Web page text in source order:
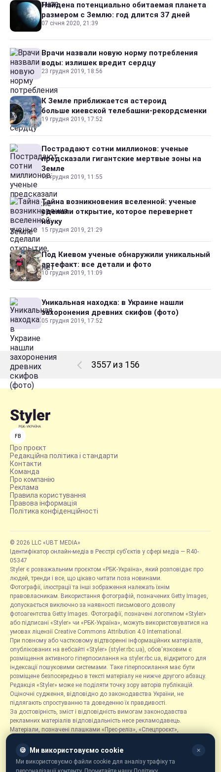
Найдена потенциально обитаемая планета
размером с Землю: год длится 37 дней
07 січня 2020, 21:39
Врачи назвали новую норму потребления
воды: излишек вредит сердцу
23 грудня 2019, 18:56
К Земле приближается астероид
больше киевской телебашни-рекордсменки
19 грудня 2019, 17:52
Пострадают сотни миллионов: ученые
предсказали гигантские мертвые зоны на
Земле
16 грудня 2019, 11:55
Тайна возникновения вселенной: ученые
сделали открытие, которое перевернет
науку
15 грудня 2019, 21:29
Под Киевом ученые обнаружили уникальный
артефакт: все детали и фото
10 грудня 2019, 11:09
Уникальная находка: в Украине нашли
захоронения древних скифов (фото)
05 грудня 2019, 17:52
3557 из 156
FB
Про проєкт
Редакційна політика і стандарти
Контакти
Команда
Про компанію
Реклама
Правила користування
Правова інформація
Політика конфіденційності
© 2026 LLC «UBT MEDIA»
Ідентифікатор онлайн-медіа в Реєстрі суб’єктів у сфері медіа — R40-
05347
Styler є розважальним проєктом «РБК-Україна», який розповідає про
людей, тренди і все, що цікаво читати поза новинами.
Фотографії, ілюстрації та інші зображення належать їхнім
правовласникам. Використання фотографій, позначених Getty Images,
допускається виключно за наявності письмового дозволу
фотоагентства Getty Images. Фотографії, позначені логотипом «Styler»
або підписані «Styler» чи «РБК-Україна», можуть використовуватися на
умовах ліцензії Creative Commons Attribution 4.0 International.
При повному або частковому відтворенні інформаційних матеріалів,
опублікованих на вебсайті «Styler» (styler.rbc.ua), обов'язковим є
розміщення активного гіперпосилання на styler.rbc.ua, відкритого для
індексації пошуковими системами. Таке гіперпосилання має бути
розміщене безпосередньо в тексті матеріалу не нижче другого абзацу.
Редакція «Styler» може не поділяти точку зору авторів публікацій.
Оціночні судження, відповідно до законодавства України, не
підлягають спростуванню та доведенню їх правдивості.
За достовірність, зміст і відповідність вимогам законодавства
рекламних матеріалів відповідальність несе рекламодавець.
Матеріали, позначені плашками «Прес-реліз», «Спецпроєкт»,
розміщуються на правах реклами.
Рубрика «Новини компаній» є інформаційним форматом, що містить
новини, повідомлення та оголошення, пов'язані з діяльністю
🍪 Ми використовуємо cookie ✕
Ми використовуємо файли cookie для аналізу трафіку та